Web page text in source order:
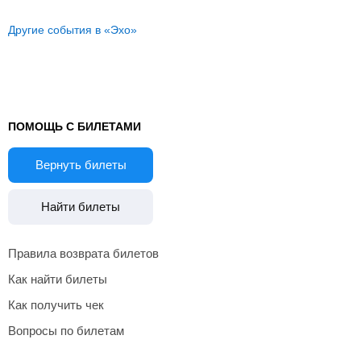
Другие события в «Эхо»
ПОМОЩЬ С БИЛЕТАМИ
Вернуть билеты
Найти билеты
Правила возврата билетов
Как найти билеты
Как получить чек
Вопросы по билетам